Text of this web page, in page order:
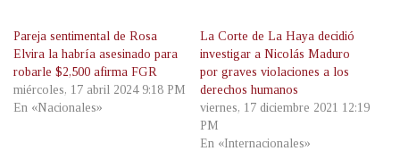
Pareja sentimental de Rosa
Elvira la habría asesinado para
robarle $2,500 afirma FGR
miércoles, 17 abril 2024 9:18 PM
En «Nacionales»
La Corte de La Haya decidió
investigar a Nicolás Maduro
por graves violaciones a los
derechos humanos
viernes, 17 diciembre 2021 12:19
PM
En «Internacionales»